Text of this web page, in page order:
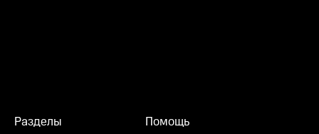
Разделы Помощь